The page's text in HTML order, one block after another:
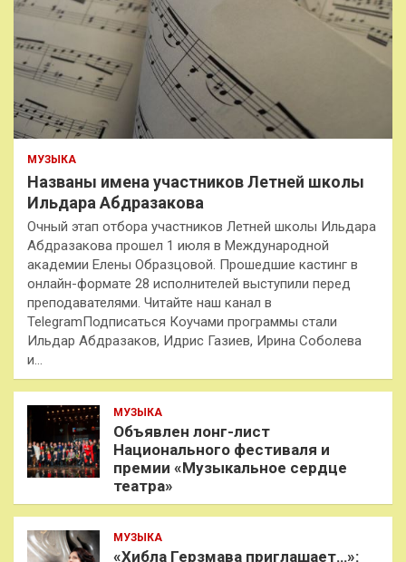
МУЗЫКА
Названы имена участников Летней школы
Ильдара Абдразакова
Очный этап отбора участников Летней школы Ильдара
Абдразакова прошел 1 июля в Международной
академии Елены Образцовой. Прошедшие кастинг в
онлайн-формате 28 исполнителей выступили перед
преподавателями. Читайте наш канал в
TelegramПодписаться Коучами программы стали
Ильдар Абдразаков, Идрис Газиев, Ирина Соболева
и…
МУЗЫКА
Объявлен лонг-лист
Национального фестиваля и
премии «Музыкальное сердце
театра»
МУЗЫКА
«Хибла Герзмава приглашает…»: